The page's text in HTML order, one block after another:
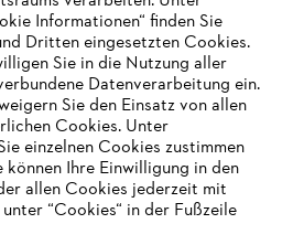
WIRD NICHT
Informationen“ finden Sie
Dritten eingesetzten Cookies.
Sie in die Nutzung aller
Datenverarbeitung ein.
Sie den Einsatz von allen
Cookies. Unter
einzelnen Cookies zustimmen
können Ihre Einwilligung in den
allen Cookies jederzeit mit
“Cookies“ in der Fußzeile